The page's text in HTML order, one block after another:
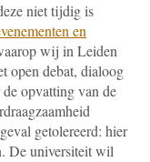
niet tijdig is
en
wij in Leiden
open debat, dialoog
opvatting van de
getolereerd: hier
De universiteit wil